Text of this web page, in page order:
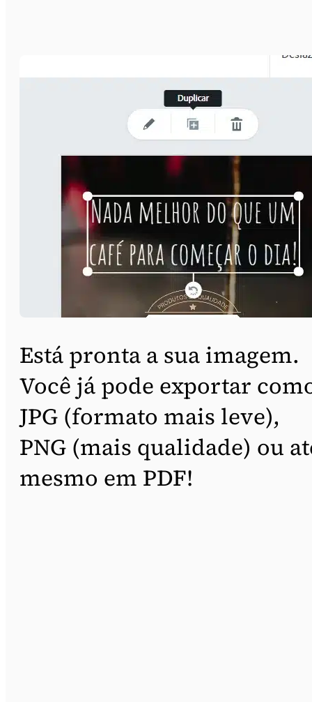
Está pronta a sua imagem.
Você já pode exportar
JPG (formato mais leve),
PNG (mais qualidade) ou
mesmo em PDF!